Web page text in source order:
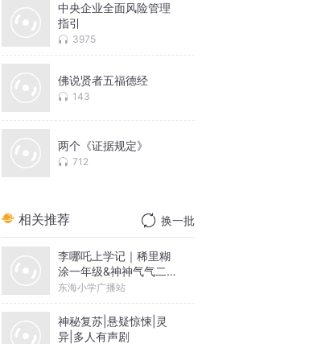
中央企业全面风险管理
指引
3975
佛说贤者五福德经
143
两个《证据规定》
712
相关推荐 换一批
李哪吒上学记｜稀里糊
涂一年级&神神气气二年
级
东海小学广播站
神秘复苏|悬疑惊悚|灵
异|多人有声剧